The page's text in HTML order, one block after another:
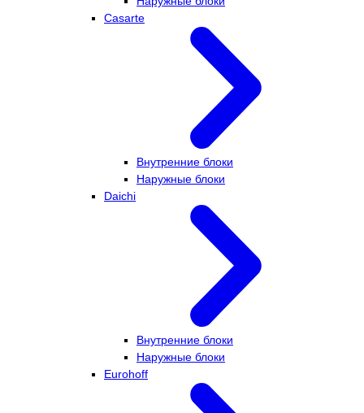
Casarte
Внутренние блоки
Наружные блоки
Daichi
Внутренние блоки
Наружные блоки
Eurohoff